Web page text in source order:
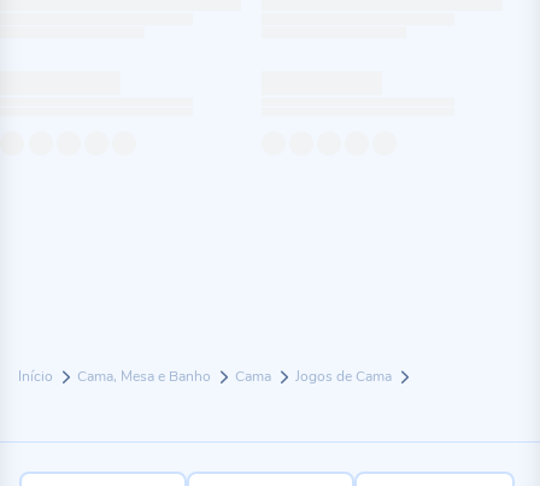
Início Cama, Mesa e Banho Cama Jogos de Cama